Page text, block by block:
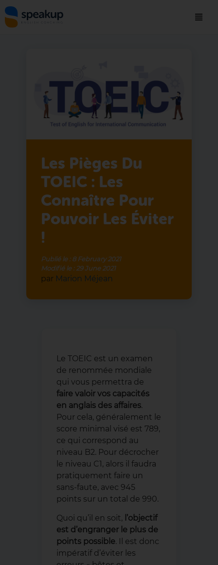
Les Pièges Du
TOEIC : Les
Connaître Pour
Pouvoir Les Éviter
!
Publié le :8 February 2021
Modifié le :29 June 2021
par Marion Méjean
Le TOEIC est un examen
de renommée mondiale
qui vous permettra de
faire valoir vos capacités
en anglais des affaires.
Pour cela, généralement le
score minimal visé est 789,
ce qui correspond au
niveau B2. Pour décrocher
le niveau C1, alors il faudra
pratiquement faire un
sans-faute, avec 945
points sur un total de 990.
Quoi qu’il en soit, l’objectif
est d’engranger le plus de
points possible. Il est donc
impératif d’éviter les